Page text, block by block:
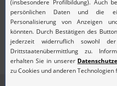
Arbeitsspeicher-,
Auslastung
Alarmiert automatisch,
Schwellenwerte
Echtzeit-Performance-